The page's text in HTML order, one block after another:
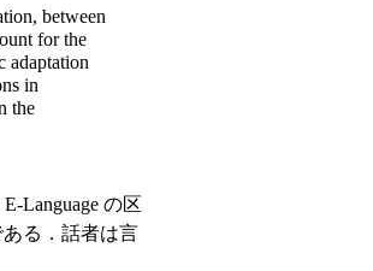
between
for the
adaptation
in
the
Language の区
る．話者は言